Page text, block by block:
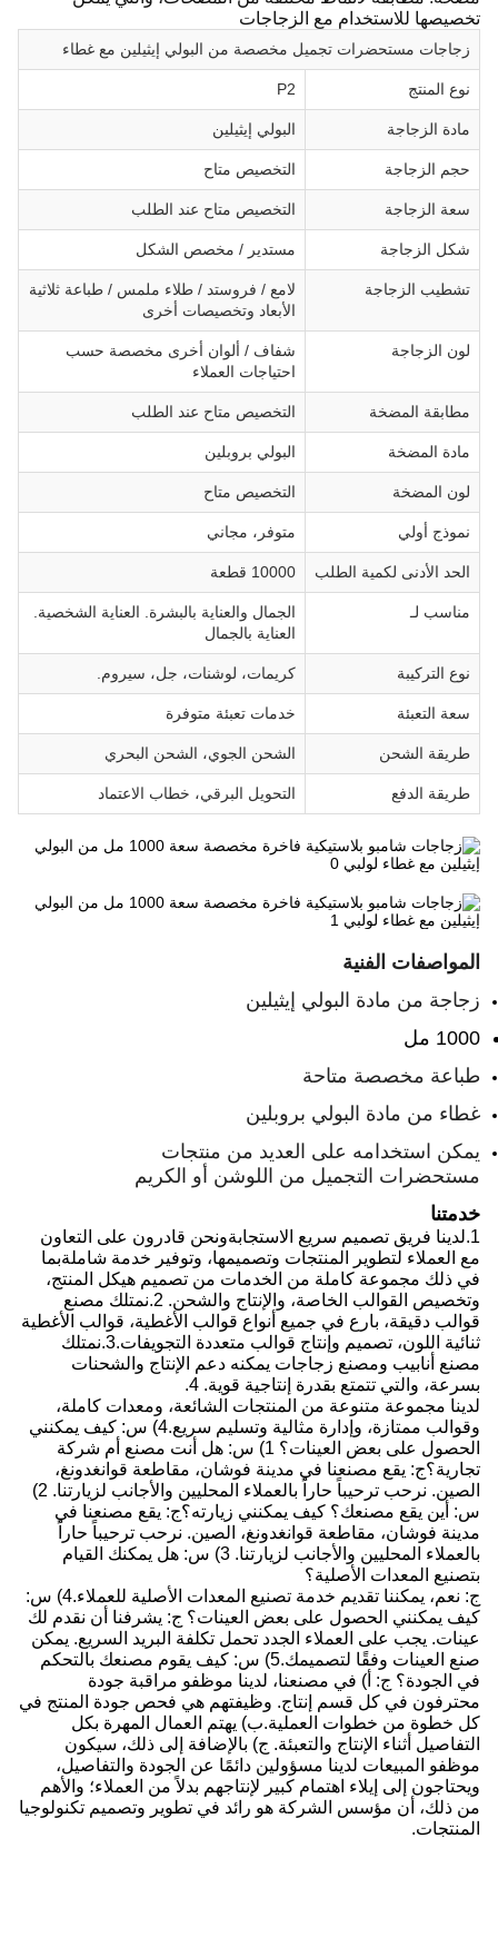
تخصيصها للاستخدام مع الزجاجات
زجاجات مستحضرات تجميل مخصصة من البولي إيثيلين مع غطاء
نوع المنتج P2
مادة الزجاجة البولي إيثيلين
حجم الزجاجة التخصيص متاح
سعة الزجاجة التخصيص متاح عند الطلب
شكل الزجاجة مستدير / مخصص الشكل
تشطيب الزجاجة
لامع / فروستد / طلاء ملمس / طباعة ثلاثية
الأبعاد وتخصيصات أخرى
لون الزجاجة
شفاف / ألوان أخرى مخصصة حسب
احتياجات العملاء
مطابقة المضخة التخصيص متاح عند الطلب
مادة المضخة البولي بروبلين
لون المضخة التخصيص متاح
نموذج أولي متوفر، مجاني
الحد الأدنى لكمية الطلب 10000 قطعة
مناسب لـ
الجمال والعناية بالبشرة. العناية الشخصية.
العناية بالجمال
نوع التركيبة كريمات، لوشنات، جل، سيروم.
سعة التعبئة خدمات تعبئة متوفرة
طريقة الشحن الشحن الجوي، الشحن البحري
طريقة الدفع التحويل البرقي، خطاب الاعتماد
المواصفات الفنية
زجاجة من مادة البولي إيثيلين
1000 مل
طباعة مخصصة متاحة
غطاء من مادة البولي بروبلين
يمكن استخدامه على العديد من منتجات
مستحضرات التجميل من اللوشن أو الكريم
خدمتنا
1. لدينا فريق تصميم سريع الاستجابةونحن قادرون على التعاون
مع العملاء لتطوير المنتجات وتصميمها، وتوفير خدمة شاملةبما
في ذلك مجموعة كاملة من الخدمات من تصميم هيكل المنتج،
وتخصيص القوالب الخاصة، والإنتاج والشحن. 2. نمتلك مصنع
قوالب دقيقة، بارع في جميع أنواع قوالب الأغطية، قوالب الأغطية
ثنائية اللون، تصميم وإنتاج قوالب متعددة التجويفات.3. نمتلك
مصنع أنابيب ومصنع زجاجات يمكنه دعم الإنتاج والشحنات
بسرعة، والتي تتمتع بقدرة إنتاجية قوية. 4.
لدينا مجموعة متنوعة من المنتجات الشائعة، ومعدات كاملة،
وقوالب ممتازة، وإدارة مثالية وتسليم سريع. 4) س: كيف يمكنني
الحصول على بعض العينات؟
1) س: هل أنت مصنع أم شركة
تجارية؟ج: يقع مصنعنا في مدينة فوشان، مقاطعة قوانغدونغ،
الصين. نرحب ترحيباً حاراً بالعملاء المحليين والأجانب لزيارتنا.
2)
س: أين يقع مصنعك؟ كيف يمكنني زيارته؟ج: يقع مصنعنا في
مدينة فوشان، مقاطعة قوانغدونغ، الصين. نرحب ترحيباً حاراً
بالعملاء المحليين والأجانب لزيارتنا.
3) س: هل يمكنك القيام
بتصنيع المعدات الأصلية؟
ج: نعم، يمكننا تقديم خدمة تصنيع المعدات الأصلية للعملاء. 4) س:
كيف يمكنني الحصول على بعض العينات؟ ج: يشرفنا أن نقدم لك
عينات. يجب على العملاء الجدد تحمل تكلفة البريد السريع. يمكن
صنع العينات وفقًا لتصميمك. 5) س: كيف يقوم مصنعك بالتحكم
في الجودة؟ ج: أ) في مصنعنا، لدينا موظفو مراقبة جودة
محترفون في كل قسم إنتاج. وظيفتهم هي فحص جودة المنتج في
كل خطوة من خطوات العملية.ب) يهتم العمال المهرة بكل
التفاصيل أثناء الإنتاج والتعبئة. ج) بالإضافة إلى ذلك، سيكون
موظفو المبيعات لدينا مسؤولين دائمًا عن الجودة والتفاصيل،
ويحتاجون إلى إيلاء اهتمام كبير لإنتاجهم بدلاً من العملاء؛ والأهم
من ذلك، أن مؤسس الشركة هو رائد في تطوير وتصميم تكنولوجيا
المنتجات.